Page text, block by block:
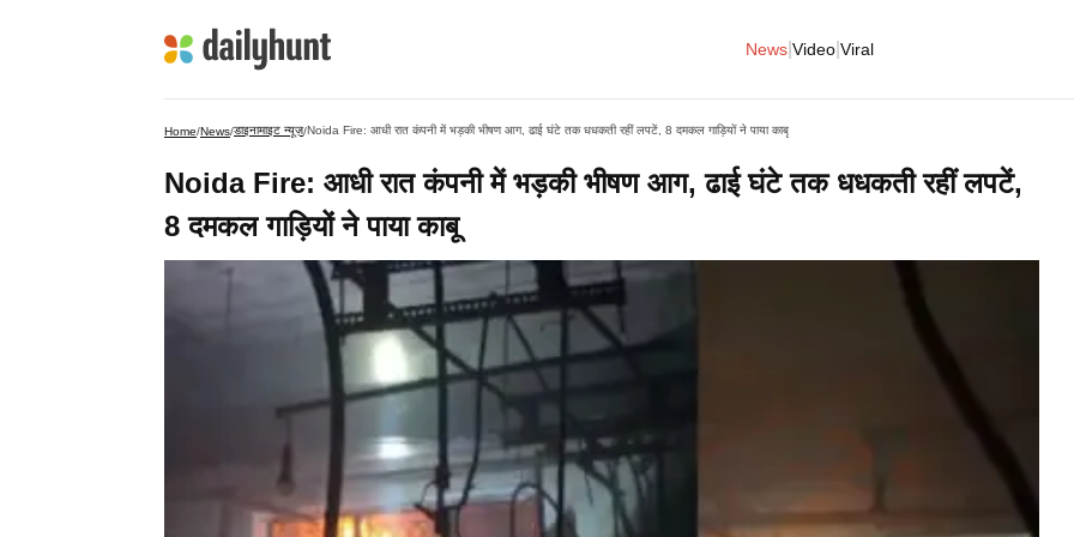
News Video Viral
Home/News/डाइनामाइट न्यूज़/Noida Fire: आधी रात कंपनी में भड़की भीषण आग, ढाई घंटे तक धधकती रहीं लपटें, 8 दमकल गाड़ियों ने पाया काबू
Noida Fire: आधी रात कंपनी में भड़की भीषण आग, ढाई घंटे तक धधकती रहीं लपटें,
8 दमकल गाड़ियों ने पाया काबू